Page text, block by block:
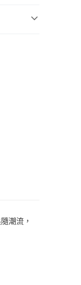
潮流，